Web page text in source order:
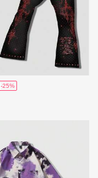
-25%